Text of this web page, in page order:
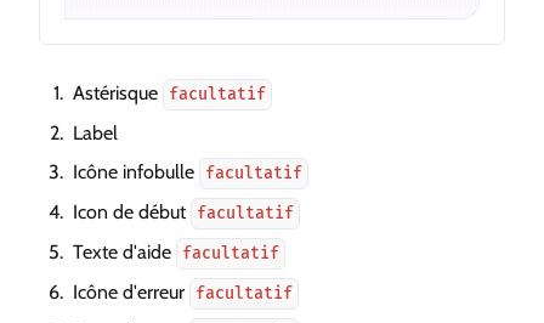
Astérisque facultatif
Label
Icône infobulle
facultatif
Icon de début facultatif
Texte d'aide facultatif
Icône d'erreur facultatif